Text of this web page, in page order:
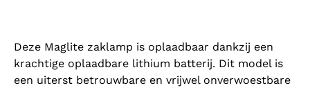
Deze Maglite zaklamp is oplaadbaar dankzij een
krachtige oplaadbare lithium batterij. Dit model is
een uiterst betrouwbare en vrijwel onverwoestbare